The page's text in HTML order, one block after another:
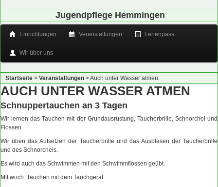
Jugendpflege Hemmingen
Einrichtungen Veranstaltungen Ferienpass
Wir über uns
Startseite > Veranstaltungen >Auch unter Wasser atmen
AUCH UNTER WASSER ATMEN
Schnuppertauchen an 3 Tagen
Wir lernen das Tauchen mit der Grundausrüstung, Taucherbrille, Schnorchel und
Flossen.
Wir üben das Aufsetzen der Taucherbrille und das Ausblasen der Taucherbrille
und des Schnorchels.
Es wird auch das Schwimmen mit den Schwimmflossen geübt.
Mittwoch: Tauchen mit dem Tauchgerät.